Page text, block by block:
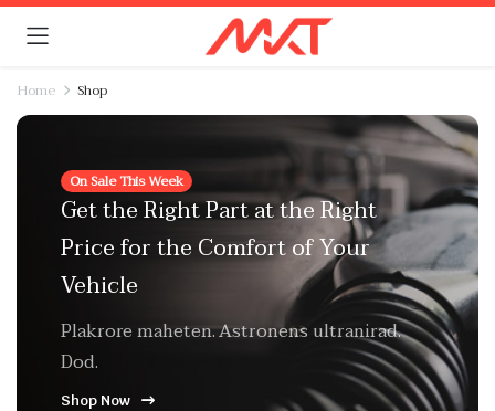
Home Shop
On Sale This Week
Get the Right Part at the Right
Price for the Comfort of Your
Vehicle
Plakrore maheten. Astronens ultranirad.
Dod.
Shop Now